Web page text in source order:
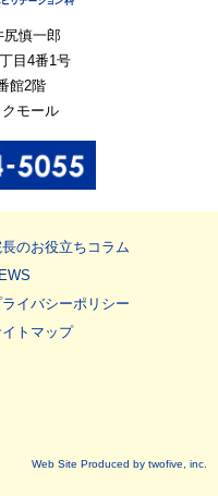
尻慎一郎
目4番1号
館2階
モール
長のお役立ちコラム
ライバシーポリシー
トマップ
Web Site Produced by twofive, inc.